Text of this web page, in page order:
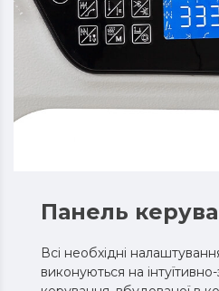
Панель
Всі необхідні
виконуються на інтуїтивно-